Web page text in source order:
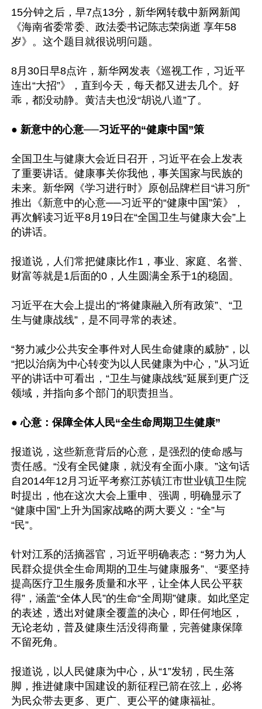
15分钟之后，早7点13分，新华网转载中新网新闻
《海南省委常委、政法委书记陈志荣病逝 享年58
岁》。这个题目就很说明问题。
8月30日早8点许，新华网发表《巡视工作，习近平
连出“大招”》，直到今天，每天都又进去几个。好
乖，都没动静。黄洁夫也没“胡说八道”了。
● 新意中的心意──习近平的“健康中国”策
全国卫生与健康大会近日召开，习近平在会上发表
了重要讲话。健康事关你我他，事关国家与民族的
未来。新华网《学习进行时》原创品牌栏目“讲习所”
推出《新意中的心意──习近平的“健康中国”策》，
再次解读习近平8月19日在“全国卫生与健康大会”上
的讲话。
报道说，人们常把健康比作1，事业、家庭、名誉、
财富等就是1后面的0，人生圆满全系于1的稳固。
习近平在大会上提出的“将健康融入所有政策”、“卫
生与健康战线”，是不同寻常的表述。
“努力减少公共安全事件对人民生命健康的威胁”，以
“把以治病为中心转变为以人民健康为中心，”从习近
平的讲话中可看出，“卫生与健康战线”延展到更广泛
领域，并指向多个部门的职责担当。
● 心意：保障全体人民“全生命周期卫生健康”
报道说，这些新意背后的心意，是强烈的使命感与
责任感。“没有全民健康，就没有全面小康。”这句话
自2014年12月习近平考察江苏镇江市世业镇卫生院
时提出，他在这次大会上重申、强调，明确显示了
“健康中国”上升为国家战略的两大要义：“全”与
“民”。
针对江系的活摘器官，习近平明确表态：“努力为人
民群众提供全生命周期的卫生与健康服务”、“要坚持
提高医疗卫生服务质量和水平，让全体人民公平获
得”，涵盖“全体人民”的生命“全周期”健康。如此坚定
的表述，透出对健康全覆盖的决心，即任何地区，
无论老幼，普及健康生活没得商量，完善健康保障
不留死角。
报道说，以人民健康为中心，从“1”发轫，民生落
脚，推进健康中国建设的新征程已箭在弦上，必将
为民众带去更多、更广、更公平的健康福祉。